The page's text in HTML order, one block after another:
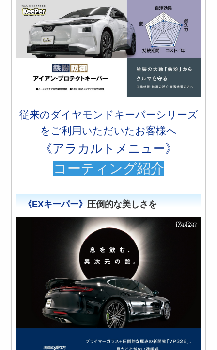
従来のダイヤモンドキーパーシリーズ
をご利用いただいたお客様へ
《アラカルトメニュー》
コーティング紹介
《EXキーパー》圧倒的な美しさを